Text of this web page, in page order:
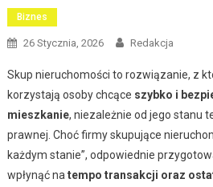
Biznes
26 Stycznia, 2026 Redakcja
Skup nieruchomości to rozwiązanie, z
korzystają osoby chcące szybko i
mieszkanie, niezależnie od jego stanu
prawnej. Choć firmy skupujące
każdym stanie”, odpowiednie
wpłynąć na tempo transakcji oraz